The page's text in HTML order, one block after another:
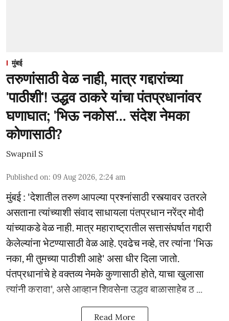
मुंबई
तरुणांसाठी वेळ नाही, मात्र गद्दारांच्या
'पाठीशी'! उद्धव ठाकरे यांचा पंतप्रधानांवर
घणाघात; 'भिऊ नकोस'... संदेश नेमका
कोणासाठी?
Swapnil S
Published on: 09 Aug 2026, 2:24 am
मुंबई : 'देशातील तरुण आपल्या प्रश्नांसाठी रस्त्यावर उतरले
असताना त्यांच्याशी संवाद साधायला पंतप्रधान नरेंद्र मोदी
यांच्याकडे वेळ नाही. मात्र महाराष्ट्रातील सत्तासंघर्षात गद्दारी
केलेल्यांना भेटण्यासाठी वेळ आहे. एवढेच नव्हे, तर त्यांना 'भिऊ
नका, मी तुमच्या पाठीशी आहे' असा धीर दिला जातो.
पंतप्रधानांचे हे वक्तव्य नेमके कुणासाठी होते, याचा खुलासा
त्यांनी करावा', असे आव्हान शिवसेना उद्धव बाळासाहेब ठ ...
Read More